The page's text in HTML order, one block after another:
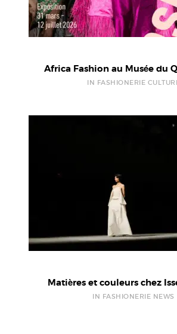
Africa Fashion au Musée du
IN FASHIONERIE
Matières et couleurs chez
IN FASHIONERIE NEWS